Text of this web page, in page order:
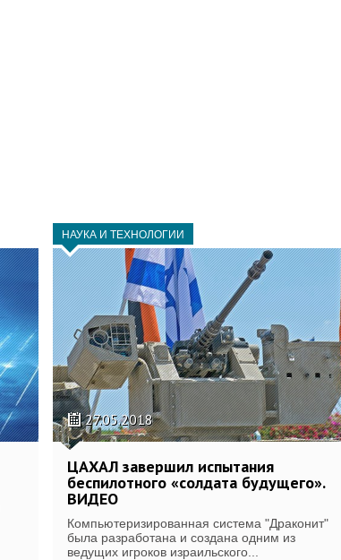
НАУКА И ТЕХНОЛОГИИ
27.05.2018
ЦАХАЛ завершил испытания
беспилотного «солдата будущего».
ВИДЕО
Компьютеризированная система "Драконит"
была разработана и создана одним из
ведущих игроков израильского...